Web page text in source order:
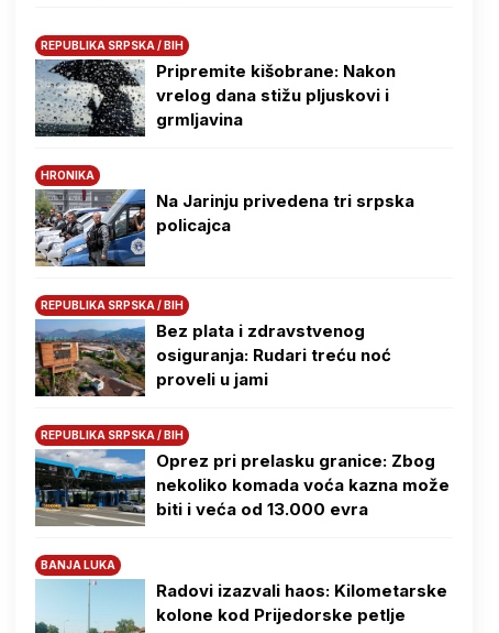
REPUBLIKA SRPSKA / BIH
Pripremite kišobrane: Nakon
vrelog dana stižu pljuskovi i
grmljavina
HRONIKA
Na Јarinju privedena tri srpska
policajca
REPUBLIKA SRPSKA / BIH
Bez plata i zdravstvenog
osiguranja: Rudari treću noć
proveli u jami
REPUBLIKA SRPSKA / BIH
Oprez pri prelasku granice: Zbog
nekoliko komada voća kazna može
biti i veća od 13.000 evra
BANJA LUKA
Radovi izazvali haos: Kilometarske
kolone kod Prijedorske petlje